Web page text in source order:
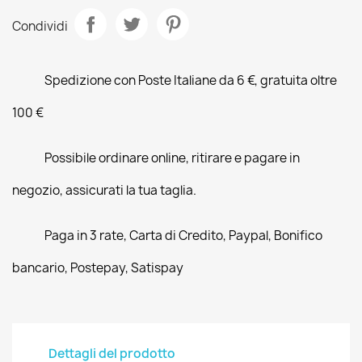
Condividi
Spedizione con Poste Italiane da 6 €, gratuita oltre
100 €
Possibile ordinare online, ritirare e pagare in
negozio, assicurati la tua taglia.
Paga in 3 rate, Carta di Credito, Paypal, Bonifico
bancario, Postepay, Satispay
Dettagli del prodotto